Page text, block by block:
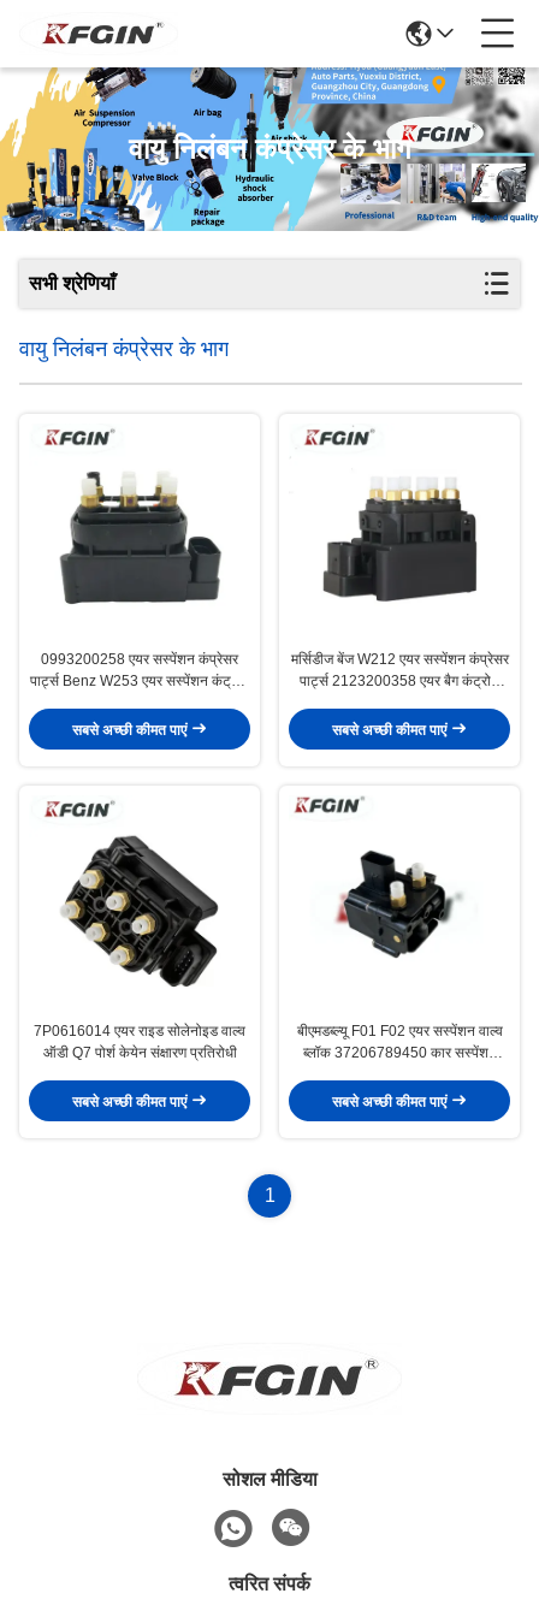
वायु निलंबन कंप्रेसर के भाग
सभी श्रेणियाँ
वायु निलंबन कंप्रेसर के भाग
0993200258 एयर सस्पेंशन कंप्रेसर
पार्ट्स Benz W253 एयर सस्पेंशन कंट्रोल
सबसे अच्छी कीमत पाएं
मर्सिडीज बेंज W212 एयर सस्पेंशन कंप्रेसर
पार्ट्स 2123200358 एयर बैग कंट्रोल
सबसे अच्छी कीमत पाएं
7P0616014 एयर राइड सोलेनोइड वाल्व
ऑडी Q7 पोर्श केयेन संक्षारण प्रतिरोधी
सबसे अच्छी कीमत पाएं
बीएमडब्ल्यू F01 F02 एयर सस्पेंशन वाल्व
ब्लॉक 37206789450 कार सस्पेंशन
सबसे अच्छी कीमत पाएं
1
सोशल मीडिया
त्वरित संपर्क